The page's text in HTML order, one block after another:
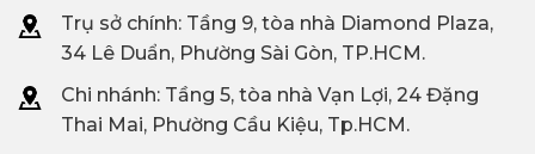
Trụ sở chính: Tầng 9, tòa nhà Diamond Plaza,
34 Lê Duẩn, Phường Sài Gòn, TP.HCM.
Chi nhánh: Tầng 5, tòa nhà Vạn Lợi, 24 Đặng
Thai Mai, Phường Cầu Kiệu, Tp.HCM.